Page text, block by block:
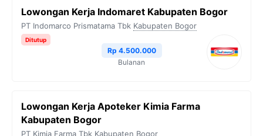
Lowongan Kerja Indomaret Kabupaten Bogor
PT Indomarco Prismatama Tbk Kabupaten Bogor
Ditutup
Rp 4.500.000
Bulanan
Lowongan Kerja Apoteker Kimia Farma
Kabupaten Bogor
PT Kimia Farma Tbk Kabupaten Bogor